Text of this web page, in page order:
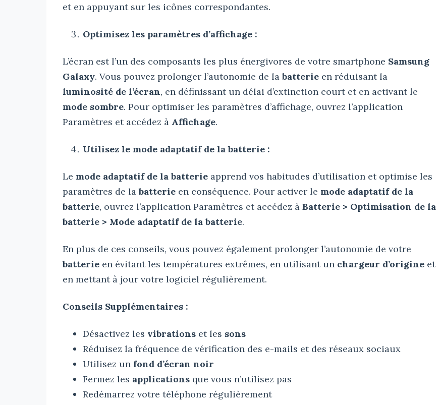
et en appuyant sur les icônes correspondantes.
Optimisez les paramètres d’affichage :
L’écran est l’un des composants les plus énergivores de votre smartphone Samsung
Galaxy. Vous pouvez prolonger l’autonomie de labatterie en réduisant la
luminosité de l’écran, en définissant un délai d’extinction court et en activant le
mode sombre. Pour optimiser les paramètres d’affichage, ouvrez l’application
Paramètres et accédez à Affichage.
Utilisez le mode adaptatif de la batterie :
Le mode adaptatif de la batterie apprend vos habitudes d’utilisation et optimise les
paramètres de labatterie en conséquence. Pour activer le mode adaptatif de la
batterie, ouvrez l’application Paramètres et accédez à Batterie > Optimisation de la
batterie > Mode adaptatif de la batterie.
En plus de ces conseils, vous pouvez également prolonger l’autonomie de votre
batterie en évitant les températures extrêmes, en utilisant un chargeur d’origine et
en mettant à jour votre logiciel régulièrement.
Conseils Supplémentaires :
Désactivez les vibrations et les sons
Réduisez la fréquence de vérification des e-mails et des réseaux sociaux
Utilisez un fond d’écran noir
Fermez les applications que vous n’utilisez pas
Redémarrez votre téléphone régulièrement